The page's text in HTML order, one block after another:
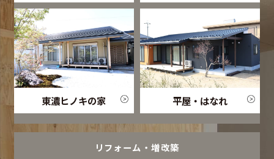
東濃ヒノキの家 平屋・はなれ
リフォーム・増改築